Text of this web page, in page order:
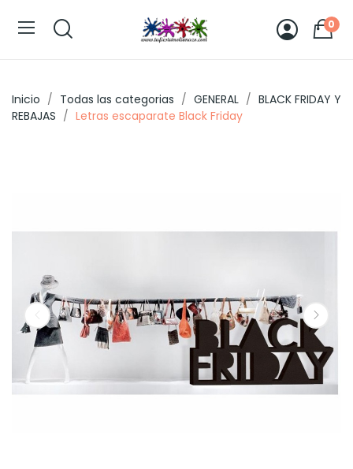
0
Inicio Todas las categorias GENERAL
BLACK FRIDAY Y
REBAJAS
Letras escaparate Black Friday